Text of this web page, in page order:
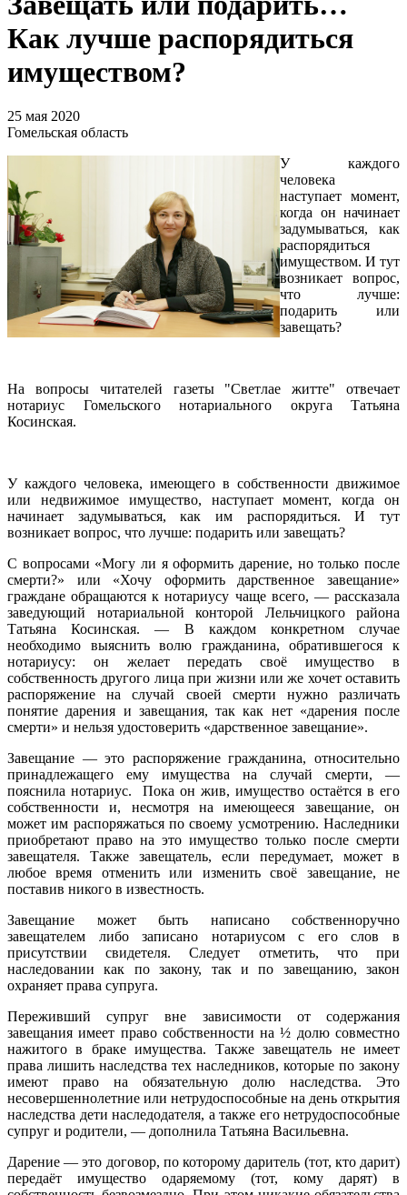
Как лучше распорядиться
имуществом?
25 мая 2020
Гомельская область
У каждого
человека
наступает момент,
когда он начинает
задумываться, как
распорядиться
имуществом. И тут
возникает вопрос,
что лучше:
подарить или
завещать?
На вопросы читателей газеты "Светлае житте" отвечает
нотариус Гомельского нотариального округа Татьяна
Косинская.
У каждого человека, имеющего в собственности движимое
или недвижимое имущество, наступает момент, когда он
начинает задумываться, как им распорядиться. И тут
возникает вопрос, что лучше: подарить или завещать?
С вопросами «Могу ли я оформить дарение, но только после
смерти?» или «Хочу оформить дарственное завещание»
граждане обращаются к нотариусу чаще всего, — рассказала
заведующий нотариальной конторой Лельчицкого района
Татьяна Косинская. — В каждом конкретном случае
необходимо выяснить волю гражданина, обратившегося к
нотариусу: он желает передать своё имущество в
собственность другого лица при жизни или же хочет оставить
распоряжение на случай своей смерти нужно различать
понятие дарения и завещания, так как нет «дарения после
смерти» и нельзя удостоверить «дарственное завещание».
Завещание — это распоряжение гражданина, относительно
принадлежащего ему имущества на случай смерти, —
пояснила нотариус. Пока он жив, имущество остаётся в его
собственности и, несмотря на имеющееся завещание, он
может им распоряжаться по своему усмотрению. Наследники
приобретают право на это имущество только после смерти
завещателя. Также завещатель, если передумает, может в
любое время отменить или изменить своё завещание, не
поставив никого в известность.
Завещание может быть написано собственноручно
завещателем либо записано нотариусом с его слов в
присутствии свидетеля. Следует отметить, что при
наследовании как по закону, так и по завещанию, закон
охраняет права супруга.
Переживший супруг вне зависимости от содержания
завещания имеет право собственности на ½ долю совместно
нажитого в браке имущества. Также завещатель не имеет
права лишить наследства тех наследников, которые по закону
имеют право на обязательную долю наследства. Это
несовершеннолетние или нетрудоспособные на день открытия
наследства дети наследодателя, а также его нетрудоспособные
супруг и родители, — дополнила Татьяна Васильевна.
Дарение — это договор, по которому даритель (тот, кто дарит)
передаёт имущество одаряемому (тот, кому дарят) в